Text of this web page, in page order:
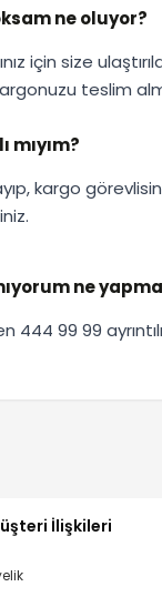
ne oluyor?
için size
teslim
mıyım?
kargo
ne
99 99
İlişkileri